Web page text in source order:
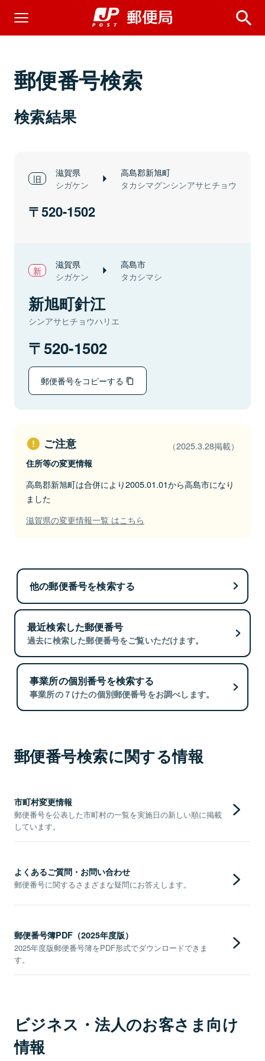
郵便番号検索
検索結果
滋賀県
シガケン
高島郡新旭町
タカシマグンシンアサヒチョウ
520-1502
滋賀県
シガケン
高島市
タカシマシ
新旭町針江
シンアサヒチョウハリエ
520-1502
郵便番号をコピーする
ご注意 （2025.3.28掲載）
住所等の変更情報
高島郡新旭町は合併により2005.01.01から高島市になり
ました
滋賀県の変更情報一覧 はこちら
他の郵便番号を検索する
最近検索した郵便番号
過去に検索した郵便番号をご覧いただけます。
事業所の個別番号を検索する
事業所の７けたの個別郵便番号をお調べします。
郵便番号検索に関する情報
市町村変更情報
郵便番号を公表した市町村の一覧を実施日の新しい順に掲載
しています。
よくあるご質問・お問い合わせ
郵便番号に関するさまざまな疑問にお答えします。
郵便番号簿PDF（2025年度版）
2025年度版郵便番号簿をPDF形式でダウンロードできま
す。
ビジネス・法人のお客さま向け
情報